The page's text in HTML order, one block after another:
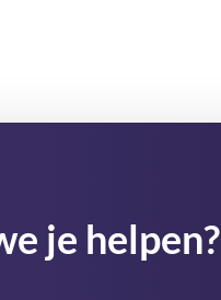
je helpen?